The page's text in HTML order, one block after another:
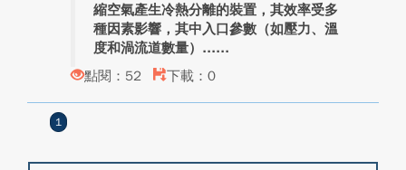
縮空氣產生冷熱分離的裝置，其效率受多
種因素影響，其中入口參數（如壓力、溫
度和渦流道數量）...
點閱：52
下載：0
1